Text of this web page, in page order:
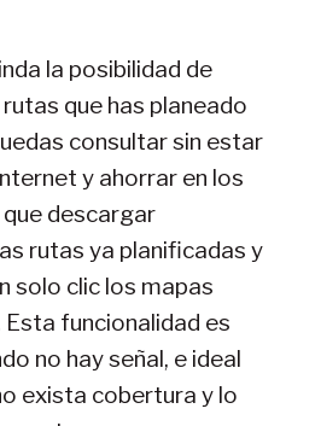
la posibilidad de
que has planeado
consultar sin estar
y ahorrar en los
descargar
rutas ya planificadas y
solo clic los mapas
funcionalidad es
no hay señal, e ideal
exista cobertura y lo